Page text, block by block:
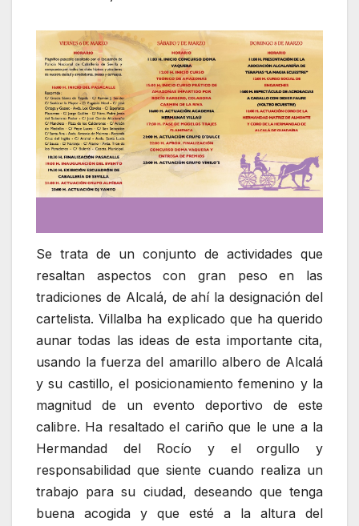
Se trata de un conjunto de actividades que
resaltan aspectos con gran peso en las
tradiciones de Alcalá, de ahí la designación del
cartelista. Villalba ha explicado que ha querido
aunar todas las ideas de esta importante cita,
usando la fuerza del amarillo albero de Alcalá
y su castillo, el posicionamiento femenino y la
magnitud de un evento deportivo de este
calibre. Ha resaltado el cariño que le une a la
Hermandad del Rocío y el orgullo y
responsabilidad que siente cuando realiza un
trabajo para su ciudad, deseando que tenga
buena acogida y que esté a la altura del